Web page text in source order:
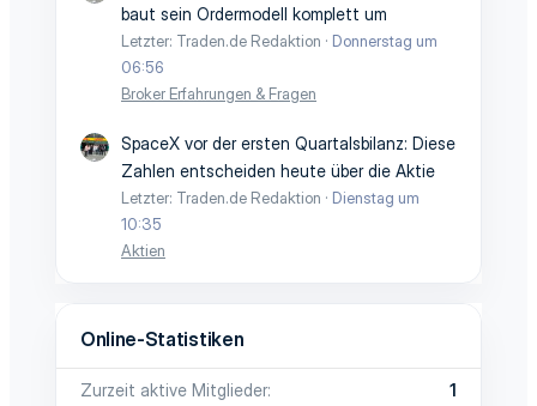
baut sein Ordermodell komplett um
Letzter: Traden.de Redaktion
Donnerstag um
06:56
Broker Erfahrungen & Fragen
SpaceX vor der ersten Quartalsbilanz: Diese
Zahlen entscheiden heute über die Aktie
Letzter: Traden.de Redaktion
Dienstag um
10:35
Aktien
Online-Statistiken
Zurzeit aktive Mitglieder
1